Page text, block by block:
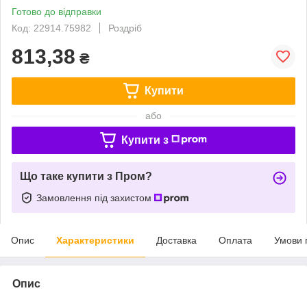
Готово до відправки
Код: 22914.75982
Роздріб
813,38 ₴
Купити
або
Купити з
Що таке купити з Пром?
Замовлення під захистом
Опис Характеристики Доставка Оплата Умови
Опис